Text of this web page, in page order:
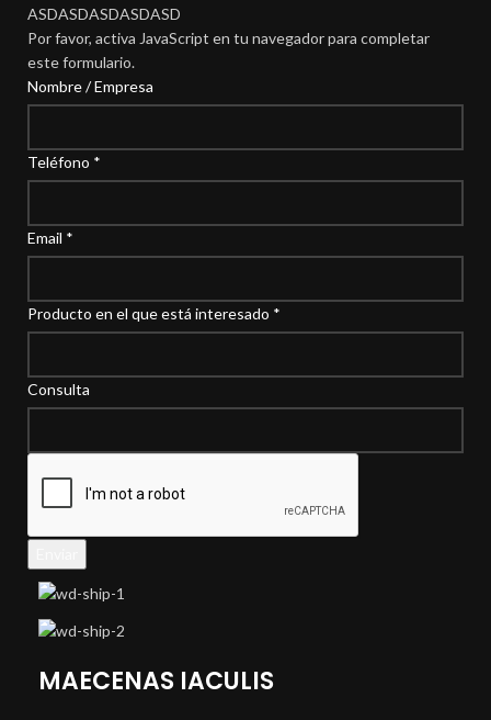
ASDASDASDASDASD
Por favor, activa JavaScript en tu navegador para completar
este formulario.
Nombre / Empresa
Teléfono *
Email *
Producto en el que está interesado *
Consulta
MAECENAS IACULIS